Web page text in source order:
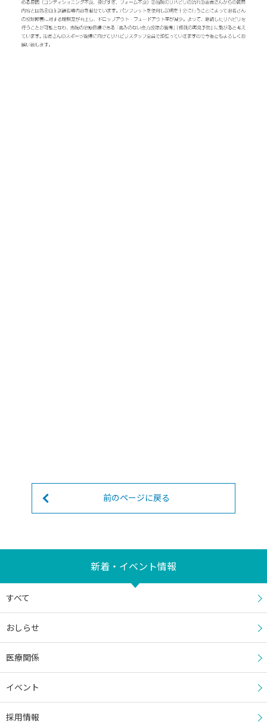
前のページに戻る
新着・イベント情報
すべて
おしらせ
医療関係
イベント
採用情報